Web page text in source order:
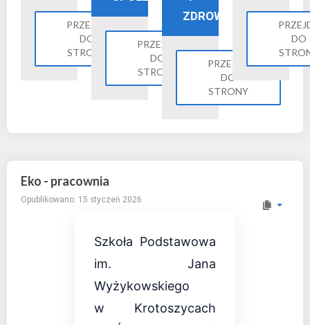
PRZEJDŹ
DO
STRONY
PRZEJDŹ
DO
STRONY
ZDROWIE
PRZEJDŹ
DO
STRONY
DO
Eko - pracownia
Opublikowano: 15 styczeń 2026
Szkoła Podstawowa
im. Jana
Wyżykowskiego
w Krotoszycach